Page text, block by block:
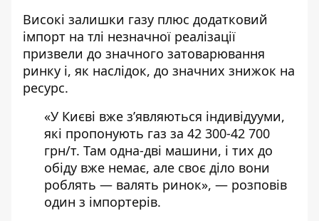
Високі залишки газу плюс додатковий
імпорт на тлі незначної реалізації
призвели до значного затоварювання
ринку і, як наслідок, до значних знижок на
ресурс.
«У Києві вже з’являються індивідууми,
які пропонують газ за 42 300-42 700
грн/т. Там одна-дві машини, і тих до
обіду вже немає, але своє діло вони
роблять — валять ринок», — розповів
один з імпортерів.